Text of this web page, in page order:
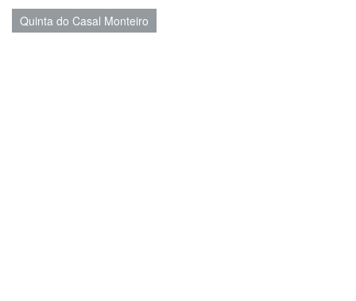
Quinta do Casal Monteiro